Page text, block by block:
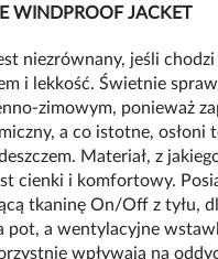
WINDPROOF JACKET
niezrównany, jeśli
i lekkość. Świetnie
zimowym, ponieważ
a co istotne, osłoni
Materiał, z
cienki i komfortowy.
tkaninę On/Off z tyłu,
pot, a wentylacyjne
wpływają na